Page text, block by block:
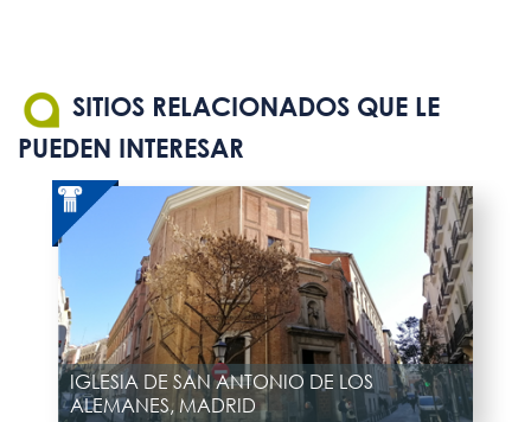
SITIOS RELACIONADOS QUE LE
PUEDEN INTERESAR
IGLESIA DE SAN ANTONIO DE LOS
ALEMANES, MADRID